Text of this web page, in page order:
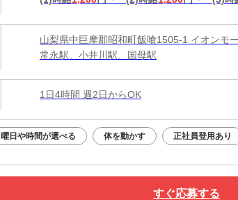
山梨県中巨摩郡昭和町飯喰1505-1 イオンモ
常永駅、小井川駅、国母駅
1日4時間 週2日からOK
曜日や時間が選べる 体を動かす 正社員登用あり
すぐ応募する